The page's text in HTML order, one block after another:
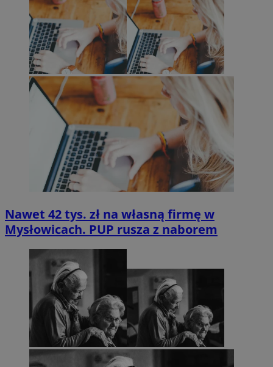
Nawet 42 tys. zł na własną firmę w
Mysłowicach. PUP rusza z naborem